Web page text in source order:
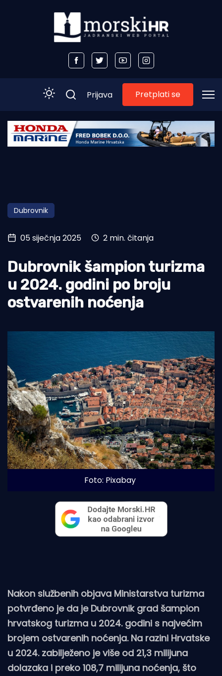
Početna
Obala
Otoci
Turizam i nautika
Pomorstvo
Ribolov
Ekologija
Prijava Pretplati se
Dubrovnik
05 siječnja 2025 2 min. čitanja
Dubrovnik šampion turizma
u 2024. godini po broju
ostvarenih noćenja
Foto: Pixabay
Nakon službenih objava Ministarstva turizma
potvrđeno je da je Dubrovnik grad šampion
hrvatskog turizma u 2024. godini s najvećim
brojem ostvarenih noćenja. Na razini Hrvatske
u 2024. zabilježeno je više od 21,3 milijuna
dolazaka i preko 108,7 milijuna noćenja, što